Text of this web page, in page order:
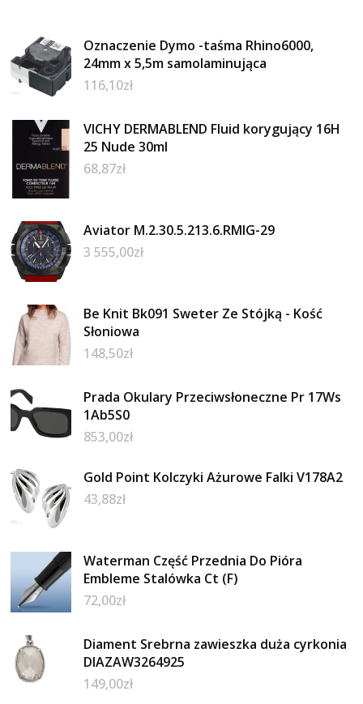
Oznaczenie Dymo -taśma Rhino6000,
24mm x 5,5m samolaminująca
116,10zł
VICHY DERMABLEND Fluid korygujący 16H
25 Nude 30ml
68,87zł
Aviator M.2.30.5.213.6.RMIG-29
3 555,00zł
Be Knit Bk091 Sweter Ze Stójką - Kość
Słoniowa
148,50zł
Prada Okulary Przeciwsłoneczne Pr 17Ws
1Ab5S0
853,00zł
Gold Point Kolczyki Ażurowe Falki V178A2
43,88zł
Waterman Część Przednia Do Pióra
Embleme Stalówka Ct (F)
72,00zł
Diament Srebrna zawieszka duża cyrkonia
DIAZAW3264925
149,00zł